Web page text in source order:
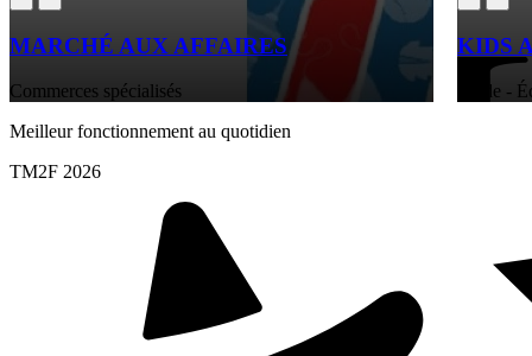
MARCHÉ AUX AFFAIRES
Commerces spécialisés
Meilleur fonctionnement au quotidien
TM2F 2026
KIDS
Mode -